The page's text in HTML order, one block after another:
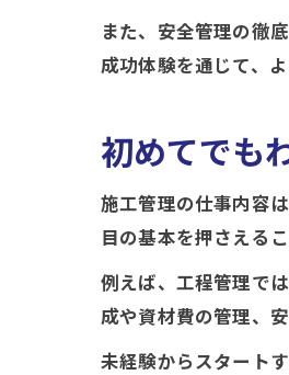
また、安全管理の徹
成功体験を通じて、
初めてでも
施工管理の仕事内容
目の基本を押さえる
例えば、工程管理で
成や資材費の管理、
未経験からスタート